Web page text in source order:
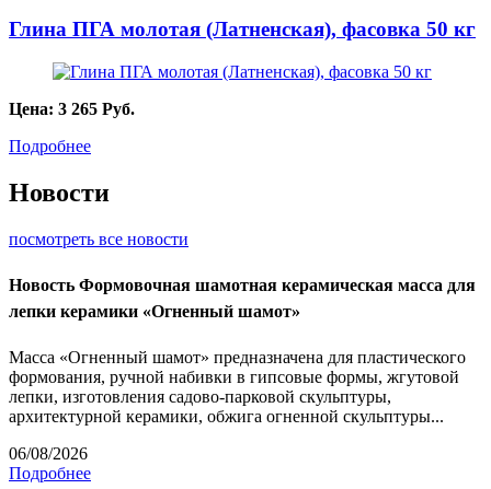
Глина ПГА молотая (Латненская), фасовка 50 кг
Цена: 3 265 Руб.
Подробнее
Новости
посмотреть все новости
Новость Формовочная шамотная керамическая масса для
лепки керамики «Огненный шамот»
Масса «Огненный шамот» предназначена для пластического
формования, ручной набивки в гипсовые формы, жгутовой
лепки, изготовления садово-парковой скульптуры,
архитектурной керамики, обжига огненной скульптуры...
06/08/2026
Подробнее